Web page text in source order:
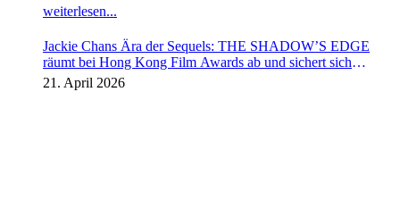
weiterlesen...
Jackie Chans Ära der Sequels: THE SHADOW’S EDGE
räumt bei Hong Kong Film Awards ab und sichert sich
Fortsetzung
21. April 2026